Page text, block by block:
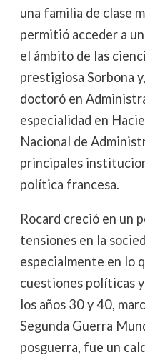
una familia de clase
permitió acceder a
el ámbito de las
prestigiosa Sorbona
doctoró en
especialidad en
Nacional de
principales
política francesa.
Rocard creció en un
tensiones en la
especialmente en lo
cuestiones políticas
los años 30 y 40,
Segunda Guerra
posguerra, fue un